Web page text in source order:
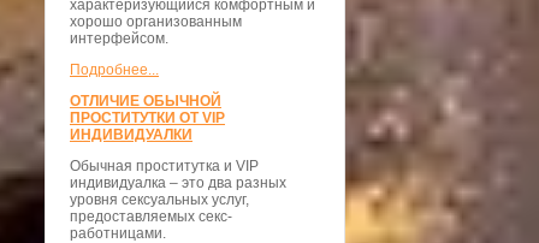
характеризующийся комфортным и
хорошо организованным
интерфейсом.
Подробнее...
ОТЛИЧИЕ ОБЫЧНОЙ
ПРОСТИТУТКИ ОТ VIP
ИНДИВИДУАЛКИ
Обычная проститутка и VIP
индивидуалка – это два разных
уровня сексуальных услуг,
предоставляемых секс-
работницами.